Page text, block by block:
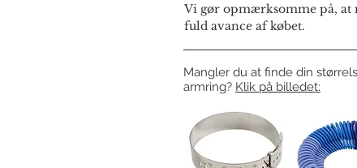
Vi gør opmærksomme på, at
fuld avance af købet.
Mangler du at finde din
armring? Klik på billedet: